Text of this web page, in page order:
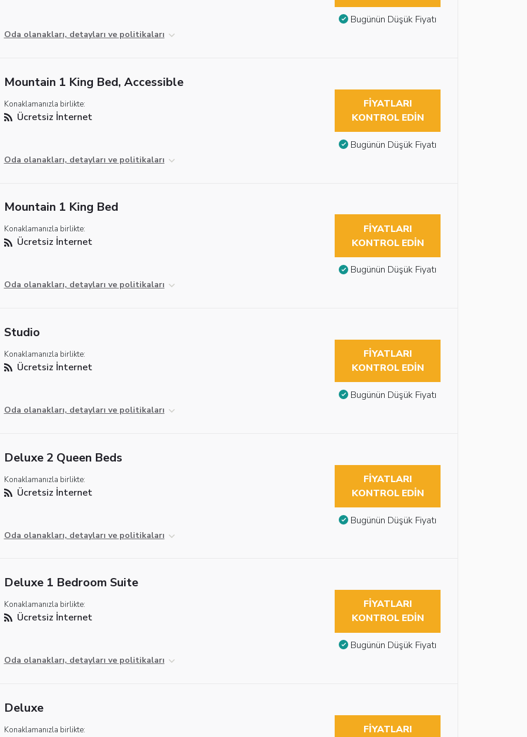
Oda olanakları, detayları ve politikaları
Bugünün Düşük Fiyatı
Mountain 1 King Bed, Accessible
Konaklamanızla birlikte:
Ücretsiz İnternet
Oda olanakları, detayları ve politikaları
FIYATLARI
KONTROL EDIN
Bugünün Düşük Fiyatı
Mountain 1 King Bed
Konaklamanızla birlikte:
Ücretsiz İnternet
Oda olanakları, detayları ve politikaları
FIYATLARI
KONTROL EDIN
Bugünün Düşük Fiyatı
Studio
Konaklamanızla birlikte:
Ücretsiz İnternet
Oda olanakları, detayları ve politikaları
FIYATLARI
KONTROL EDIN
Bugünün Düşük Fiyatı
Deluxe 2 Queen Beds
Konaklamanızla birlikte:
Ücretsiz İnternet
Oda olanakları, detayları ve politikaları
FIYATLARI
KONTROL EDIN
Bugünün Düşük Fiyatı
Deluxe 1 Bedroom Suite
Konaklamanızla birlikte:
Ücretsiz İnternet
Oda olanakları, detayları ve politikaları
FIYATLARI
KONTROL EDIN
Bugünün Düşük Fiyatı
Deluxe
Konaklamanızla birlikte: FIYATLARI